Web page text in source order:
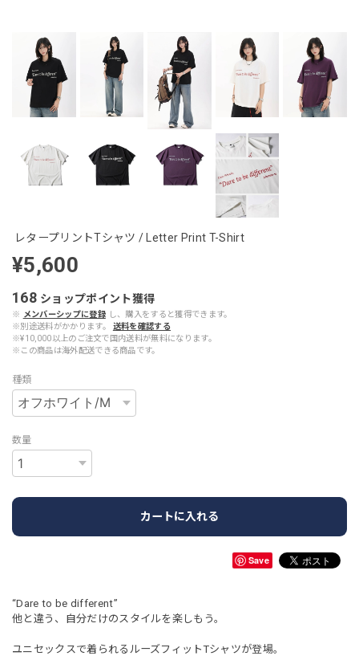
レタープリントTシャツ / Letter Print T-Shirt
¥5,600
168 ショップポイント獲得
※ メンバーシップに登録 し、購入をすると獲得できます。
※別途送料がかかります。
送料を確認する
※¥10,000以上のご注文で国内送料が無料になります。
※この商品は海外配送できる商品です。
種類
数量
カートに入れる
Save
“Dare to be different”
他と違う、自分だけのスタイルを楽しもう。
ユニセックスで着られるルーズフィットTシャツが登場。